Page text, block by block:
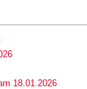
18.01.2026